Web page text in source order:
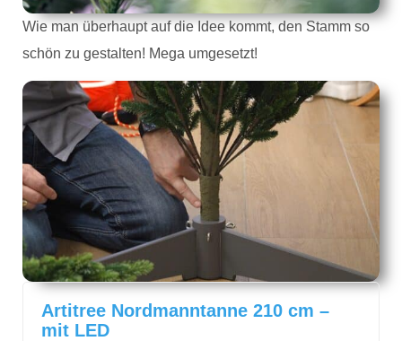
Wie man überhaupt auf die Idee kommt, den Stamm so
schön zu gestalten! Mega umgesetzt!
Artitree Nordmanntanne 210 cm –
mit LED